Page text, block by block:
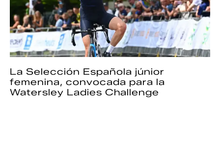
La Selección Española júnior
femenina, convocada para la
Watersley Ladies Challenge